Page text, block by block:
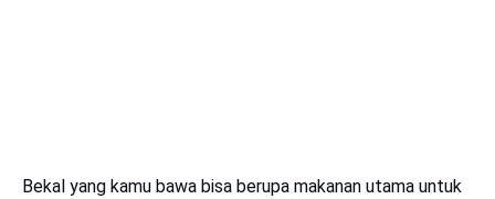
Bekal yang kamu bawa bisa berupa makanan utama untuk